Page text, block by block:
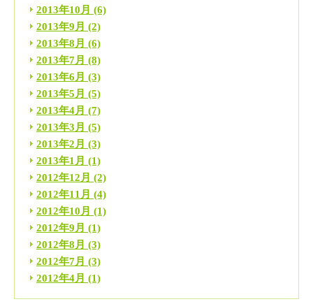
2013年10月 (6)
2013年9月 (2)
2013年8月 (6)
2013年7月 (8)
2013年6月 (3)
2013年5月 (5)
2013年4月 (7)
2013年3月 (5)
2013年2月 (3)
2013年1月 (1)
2012年12月 (2)
2012年11月 (4)
2012年10月 (1)
2012年9月 (1)
2012年8月 (3)
2012年7月 (3)
2012年4月 (1)